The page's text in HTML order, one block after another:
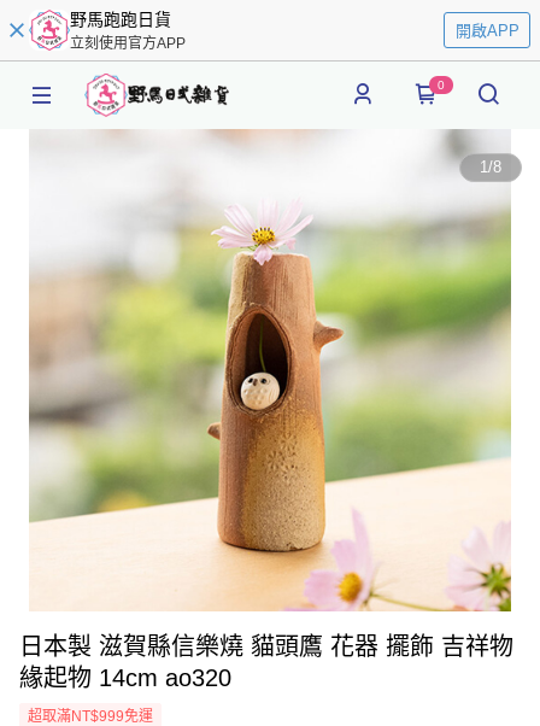
野馬跑跑日貨
立刻使用官方APP
開啟APP
0
1/8
日本製 滋賀縣信樂燒 貓頭鷹 花器 擺飾 吉祥物
緣起物 14cm ao320
超取滿NT$999免運